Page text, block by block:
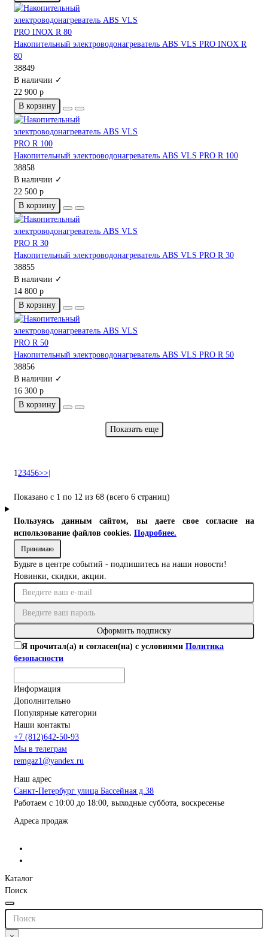
Накопительный электроводонагреватель ABS VLS PRO INOX R
80
38849
В наличии ✓
22 900 р
В корзину
Накопительный электроводонагреватель ABS VLS PRO R 100
38858
В наличии ✓
22 500 р
В корзину
Накопительный электроводонагреватель ABS VLS PRO R 30
38855
В наличии ✓
14 800 р
В корзину
Накопительный электроводонагреватель ABS VLS PRO R 50
38856
В наличии ✓
16 300 р
В корзину
Показать еще
123456>>|
Показано с 1 по 12 из 68 (всего 6 страниц)
Пользуясь данным сайтом, вы даете свое согласие на
использование файлов cookies. Подробнее.
Принимаю
Будьте в центре событий - подпишитесь на наши новости!
Новинки, скидки, акции.
Оформить подписку
Я прочитал(а) и согласен(на) с условиями Политика
безопасности
Информация
Дополнительно
Популярные категории
Наши контакты
+7 (812)642-50-93
Мы в телеграм
remgaz1@yandex.ru
Наш адрес
Санкт-Петербург улица Бассейная д.38
Работаем с 10:00 до 18:00, выходные суббота, воскресенье
Адреса продаж
Каталог
Поиск